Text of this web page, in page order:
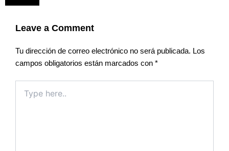
Leave a Comment
Tu dirección de correo electrónico no será publicada. Los
campos obligatorios están marcados con *
here..